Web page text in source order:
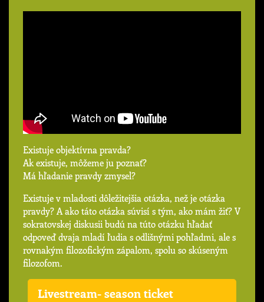
Existuje objektívna pravda?
Ak existuje, môžeme ju poznať?
Má hľadanie pravdy zmysel?
Existuje v mladosti dôležitejšia otázka, než je otázka
pravdy? A ako táto otázka súvisí s tým, ako mám žiť? V
sokratovskej diskusii budú na túto otázku hľadať
odpoveď dvaja mladí ľudia s odlišnými pohľadmi, ale s
rovnakým filozofickým zápalom, spolu so skúseným
filozofom.
Livestream- season ticket